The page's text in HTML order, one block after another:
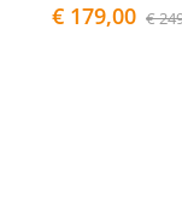
€ 179,00 €